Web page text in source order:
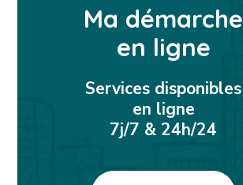
Ma démarche
en ligne
Services disponibles
en ligne
7j/7 & 24h/24